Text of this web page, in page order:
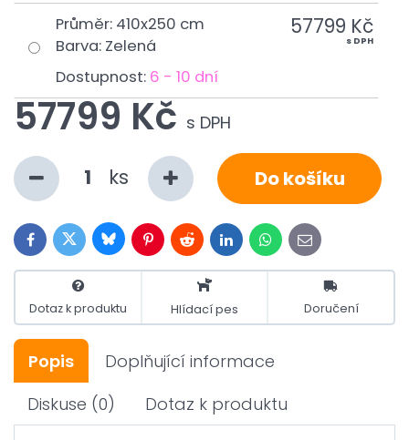
Průměr: 410x250 cm
Barva: Zelená
Dostupnost: 6 - 10 dní
57799 Kč
s DPH
57799 Kč s DPH
ks Do košíku
FacebookTwitterBlueskyPinterestRedditLinkedInWhatsApp
E-
mail
Dotaz k produktu Hlídací pes Doručení
Popis
Doplňující informace
Diskuse (0) Dotaz k produktu